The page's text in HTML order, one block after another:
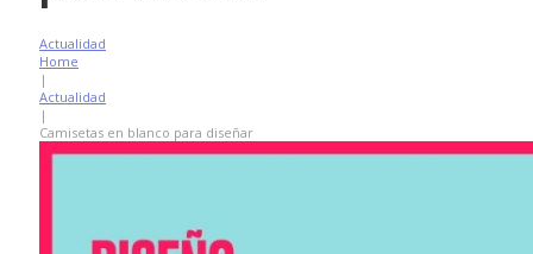
Actualidad
Home
|
Actualidad
|
Camisetas en blanco para diseñar